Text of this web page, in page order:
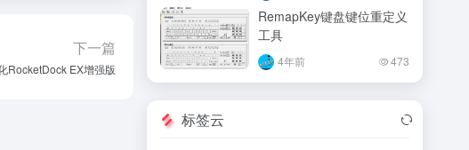
下一篇
RocketDock EX增强版
RemapKey键盘键位重定义
工具
4年前 473
标签云